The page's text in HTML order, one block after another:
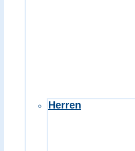
Herren